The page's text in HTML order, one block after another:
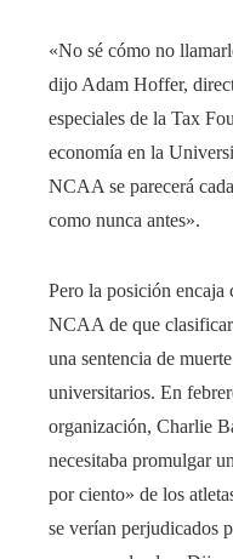
«No sé cómo no
dijo Adam Hoffer,
especiales de la Tax
economía en la
NCAA se parecerá
como nunca antes».
Pero la posición encaja
NCAA de que clasificar
una sentencia de
universitarios. En
organización, Charlie
necesitaba promulgar
por ciento» de los
se verían perjudicados